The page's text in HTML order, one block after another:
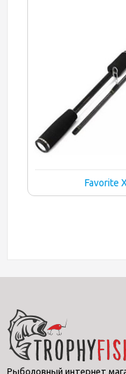
Favorite
Рыболовный интернет